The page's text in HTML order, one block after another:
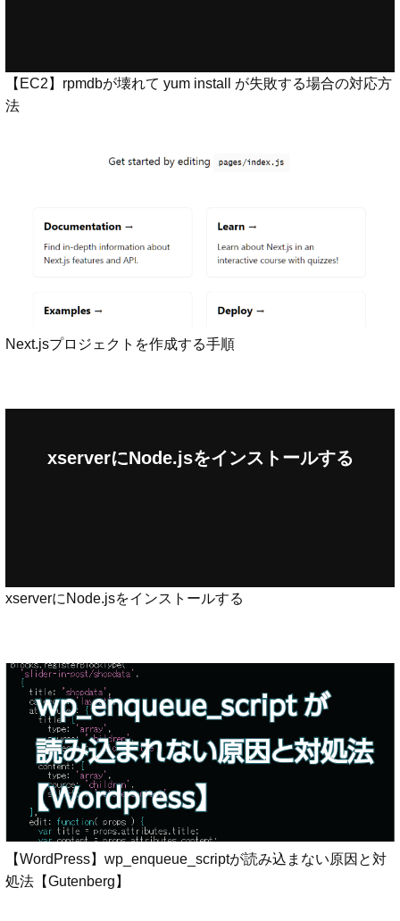
【EC2】rpmdbが壊れて yum install が失敗する場合の対応方
法
Next.jsプロジェクトを作成する手順
xserverにNode.jsをインストールする
xserverにNode.jsをインストールする
【WordPress】wp_enqueue_scriptが読み込まない原因と対
処法【Gutenberg】